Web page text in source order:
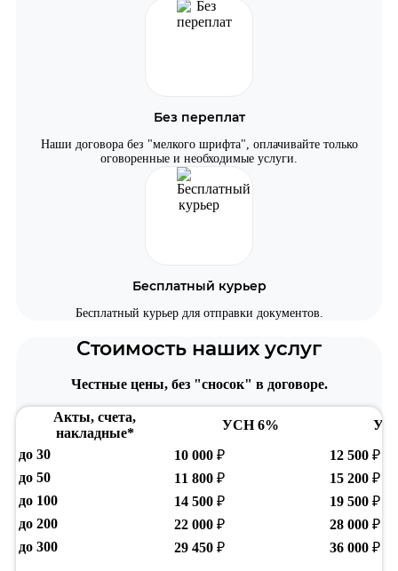
Без переплат
Наши договора без "мелкого шрифта", оплачивайте только
оговоренные и необходимые услуги.
Бесплатный курьер
Бесплатный курьер для отправки документов.
Стоимость наших услуг
Честные цены, без "сносок" в договоре.
Акты, счета,
накладные*
УСН 6%
до 30
10 000 ₽ 12 500 ₽
до 50
11 800 ₽ 15 200 ₽
до 100
14 500 ₽ 19 500 ₽
до 200
22 000 ₽ 28 000 ₽
до 300
29 450 ₽ 36 000 ₽